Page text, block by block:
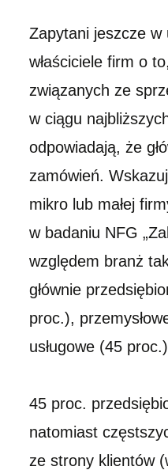
Zapytani jeszcze w
właściciele firm o
związanych ze
w ciągu
odpowiadają, że
zamówień.
mikro lub małej
w badaniu NFG
względem branż
głównie
proc.),
usługowe (45
45 proc.
natomiast
ze strony klientów